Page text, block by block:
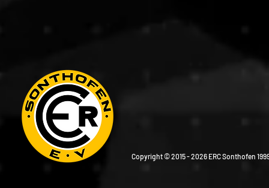
Copyright © 2015 - 2026 ERC Sonthofen